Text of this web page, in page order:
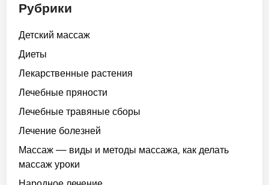
Рубрики
Детский массаж
Диеты
Лекарственные растения
Лечебные пряности
Лечебные травяные сборы
Лечение болезней
Массаж — виды и методы массажа, как делать
массаж уроки